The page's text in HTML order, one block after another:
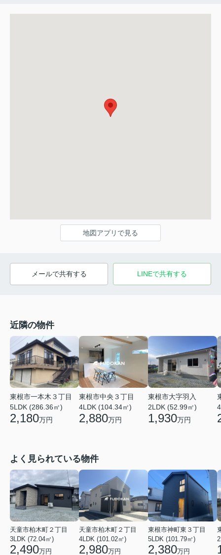
地図アプリで見る
メールで共有する LINEで共有する
近隣の物件
東根市一本木３丁目
5LDK (286.36㎡)
2,180万円
東根市中央３丁目
4LDK (104.34㎡)
2,880万円
東根市大字羽入
2LDK (52.99㎡)
1,930万円
よく見られている物件
天童市柏木町２丁目
3LDK (72.04㎡)
2,490万円
天童市柏木町２丁目
4LDK (101.02㎡)
2,980万円
東根市神町東３丁目
5LDK (101.79㎡)
2,380万円